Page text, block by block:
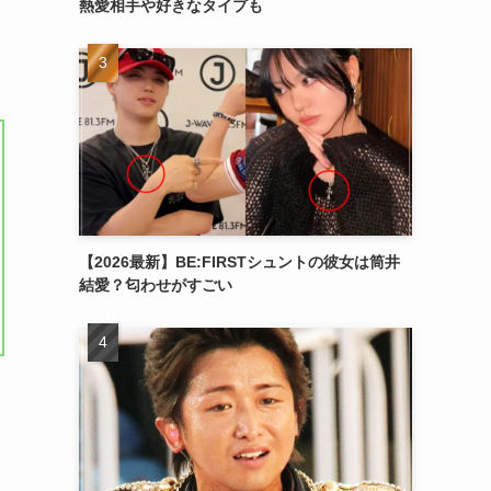
熱愛相手や好きなタイプも
【2026最新】BE:FIRSTシュントの彼女は筒井
結愛？匂わせがすごい